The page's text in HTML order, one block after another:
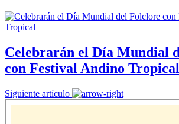
Celebrarán el Día Mundial
con Festival Andino Tropical
Siguiente artículo